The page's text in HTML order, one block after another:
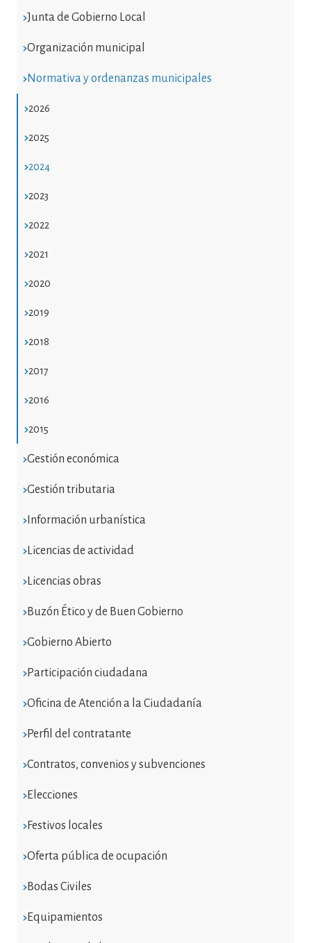
Junta de Gobierno Local
Organización municipal
Normativa y ordenanzas municipales
2026
2025
2024
2023
2022
2021
2020
2019
2018
2017
2016
2015
Gestión económica
Gestión tributaria
Información urbanística
Licencias de actividad
Licencias obras
Buzón Ético y de Buen Gobierno
Gobierno Abierto
Participación ciudadana
Oficina de Atención a la Ciudadanía
Perfil del contratante
Contratos, convenios y subvenciones
Elecciones
Festivos locales
Oferta pública de ocupación
Bodas Civiles
Equipamientos